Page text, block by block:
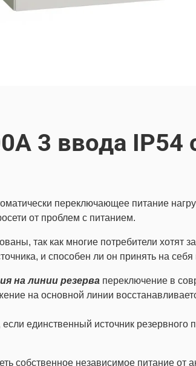
3 ввода IP54
переключающее питание
от проблем с питанием.
так как многие потребители хотят
и способен ли он принять на себя
на линии резерва переключение в
на основной линии
единственный источник резервного
собственное независимое питание от